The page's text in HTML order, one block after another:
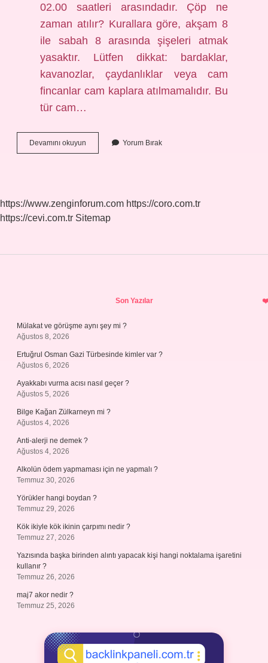
02.00 saatleri arasındadır. Çöp ne
zaman atılır? Kurallara göre, akşam 8
ile sabah 8 arasında şişeleri atmak
yasaktır. Lütfen dikkat: bardaklar,
kavanozlar, çaydanlıklar veya cam
fincanlar cam kaplara atılmamalıdır. Bu
tür cam…
Devamını okuyun
Günü
Yorum Bırak
https://www.zenginforum.com https://coro.com.tr
https://cevi.com.tr Sitemap
Son Yazılar
Mülakat ve görüşme aynı şey mi ?
Ağustos 8, 2026
Ertuğrul Osman Gazi Türbesinde kimler var ?
Ağustos 6, 2026
Ayakkabı vurma acısı nasıl geçer ?
Ağustos 5, 2026
Bilge Kağan Zülkarneyn mi ?
Ağustos 4, 2026
Anti-alerji ne demek ?
Ağustos 4, 2026
Alkolün ödem yapmaması için ne yapmalı ?
Temmuz 30, 2026
Yörükler hangi boydan ?
Temmuz 29, 2026
Kök ikiyle kök ikinin çarpımı nedir ?
Temmuz 27, 2026
Yazısında başka birinden alıntı yapacak kişi hangi noktalama işaretini
kullanır ?
Temmuz 26, 2026
maj7 akor nedir ?
Temmuz 25, 2026